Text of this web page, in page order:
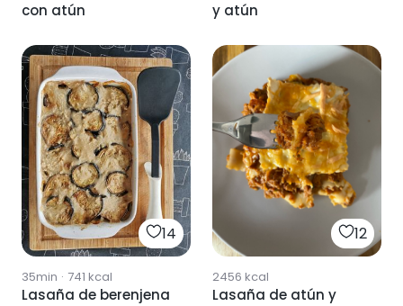
con atún
y atún
14
35min · 741 kcal
Lasaña de berenjena
12
2456 kcal
Lasaña de atún y